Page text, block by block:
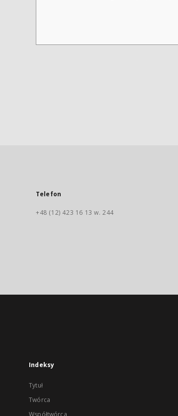
Telefon
+48 (12) 423 16 13 w. 244
Indeksy
Tytuł
Twórca
Współtwórca